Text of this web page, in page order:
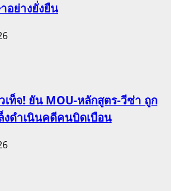
อย่างยั่งยืน
เท็จ! ยัน MOU-หลักสูตร-วีซ่า ถูก
งดำเนินคดีคนบิดเบือน